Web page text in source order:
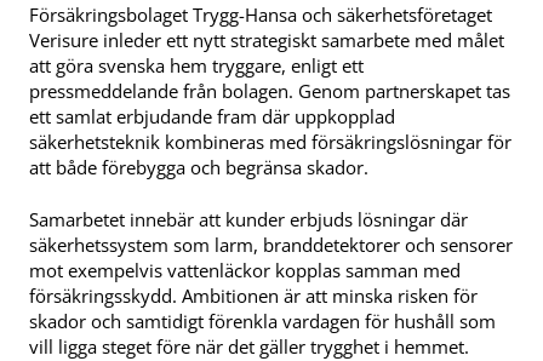
Försäkringsbolaget Trygg-Hansa och säkerhetsföretaget
Verisure inleder ett nytt strategiskt samarbete med målet
att göra svenska hem tryggare, enligt ett
pressmeddelande från bolagen. Genom partnerskapet tas
ett samlat erbjudande fram där uppkopplad
säkerhetsteknik kombineras med försäkringslösningar för
att både förebygga och begränsa skador.
Samarbetet innebär att kunder erbjuds lösningar där
säkerhetssystem som larm, branddetektorer och sensorer
mot exempelvis vattenläckor kopplas samman med
försäkringsskydd. Ambitionen är att minska risken för
skador och samtidigt förenkla vardagen för hushåll som
vill ligga steget före när det gäller trygghet i hemmet.